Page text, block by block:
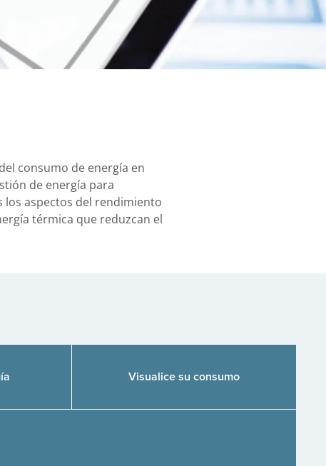
consumo de energía en
de energía para
aspectos del rendimiento
térmica que reduzcan el
Visualice su consumo